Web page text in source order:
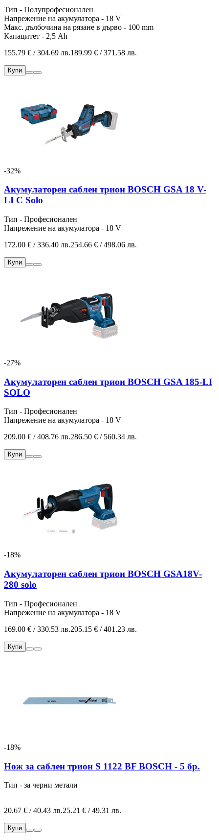
Тип - Полупрофесионален
Напрежение на акумулатора - 18 V
Макс. дълбочина на рязане в дърво - 100 mm
Капацитет - 2,5 Ah
155.79 € / 304.69 лв.189.99 € / 371.58 лв.
Купи
-32%
Акумулаторен саблен трион BOSCH GSA 18 V-
LI C Solo
Тип - Професионален
Напрежение на акумулатора - 18 V
172.00 € / 336.40 лв.254.66 € / 498.06 лв.
Купи
-27%
Акумулаторен саблен трион BOSCH GSA 185-LI
SOLO
Тип - Професионален
Напрежение на акумулатора - 18 V
209.00 € / 408.76 лв.286.50 € / 560.34 лв.
Купи
-18%
Акумулаторен саблен трион BOSCH GSA18V-
280 solo
Тип - Професионален
Напрежение на акумулатора - 18 V
169.00 € / 330.53 лв.205.15 € / 401.23 лв.
Купи
-18%
Нож за саблен трион S 1122 BF BOSCH - 5 бр.
Тип - за черни метали
20.67 € / 40.43 лв.25.21 € / 49.31 лв.
Купи